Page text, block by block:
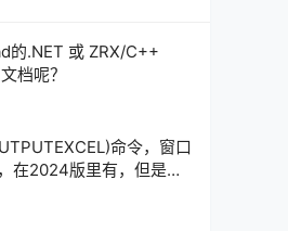
的.NET 或 ZRX/C++
档呢？
命令，窗口
在2024版里有，但是，
有，怎么办？只能升级